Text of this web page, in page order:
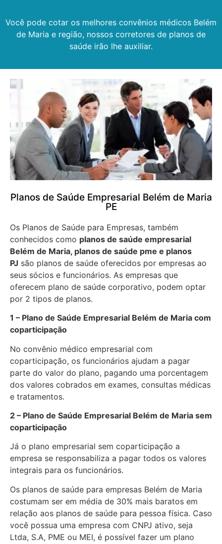
Você pode cotar os melhores convênios médicos Belém
de Maria e região, nossos corretores de planos de
saúde irão lhe auxiliar.
Planos de Saúde Empresarial Belém de Maria
PE
Os Planos de Saúde para Empresas, também
conhecidos como planos de saúde empresarial
Belém de Maria, planos de saúde pme e planos
PJ são planos de saúde oferecidos por empresas ao
seus sócios e funcionários. As empresas que
oferecem plano de saúde corporativo, podem optar
por 2 tipos de planos.
1 – Plano de Saúde Empresarial Belém de Maria com
coparticipação
No convênio médico empresarial com
coparticipação, os funcionários ajudam a pagar
parte do valor do plano, pagando uma porcentagem
dos valores cobrados em exames, consultas médicas
e tratamentos.
2 – Plano de Saúde Empresarial Belém de Maria sem
coparticipação
Já o plano empresarial sem coparticipação a
empresa se responsabiliza a pagar todos os valores
integrais para os funcionários.
Os planos de saúde para empresas Belém de Maria
costumam ser em média de 30% mais baratos em
relação aos planos de saúde para pessoa física. Caso
você possua uma empresa com CNPJ ativo, seja
Ltda, S.A, PME ou MEI, é possível fazer um plano